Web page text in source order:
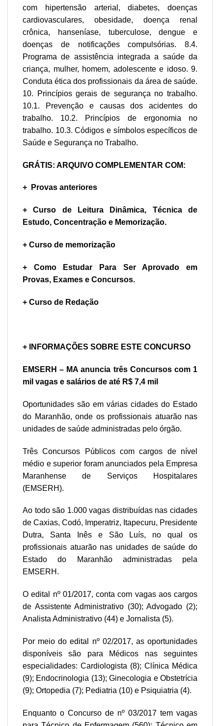
com hipertensão arterial, diabetes, doenças
cardiovasculares, obesidade, doença renal
crônica, hanseníase, tuberculose, dengue e
doenças de notificações compulsórias. 8.4.
Programa de assistência integrada a saúde da
criança, mulher, homem, adolescente e idoso. 9.
Conduta ética dos profissionais da área de saúde.
10. Princípios gerais de segurança no trabalho.
10.1. Prevenção e causas dos acidentes do
trabalho. 10.2. Princípios de ergonomia no
trabalho. 10.3. Códigos e símbolos específicos de
Saúde e Segurança no Trabalho.
GRÁTIS: ARQUIVO COMPLEMENTAR COM:
+ Provas anteriores
+ Curso de Leitura Dinâmica, Técnica de
Estudo, Concentração e Memorização.
+ Curso de memorização
+ Como Estudar Para Ser Aprovado em
Provas, Exames e Concursos.
+ Curso de Redação
+ INFORMAÇÕES SOBRE ESTE CONCURSO
EMSERH – MA anuncia três Concursos com 1
mil vagas e salários de até R$ 7,4 mil
Oportunidades são em várias cidades do Estado
do Maranhão, onde os profissionais atuarão nas
unidades de saúde administradas pelo órgão.
Três Concursos Públicos com cargos de nível
médio e superior foram anunciados pela Empresa
Maranhense de Serviços Hospitalares
(EMSERH).
Ao todo são 1.000 vagas distribuídas nas cidades
de Caxias, Codó, Imperatriz, Itapecuru, Presidente
Dutra, Santa Inês e São Luís, no qual os
profissionais atuarão nas unidades de saúde do
Estado do Maranhão administradas pela
EMSERH.
O edital nº 01/2017, conta com vagas aos cargos
de Assistente Administrativo (30); Advogado (2);
Analista Administrativo (44) e Jornalista (5).
Por meio do edital nº 02/2017, as oportunidades
disponíveis são para Médicos nas seguintes
especialidades: Cardiologista (8); Clínica Médica
(9); Endocrinologia (13); Ginecologia e Obstetrícia
(9); Ortopedia (7); Pediatria (10) e Psiquiatria (4).
Enquanto o Concurso de nº 03/2017 tem vagas